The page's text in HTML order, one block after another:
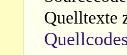
Quelltexte